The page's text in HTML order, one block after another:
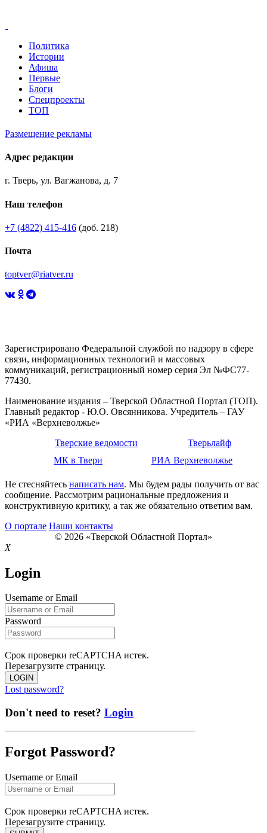
Политика
Истории
Афиша
Первые
Блоги
Спецпроекты
ТОП
Размещение рекламы
Адрес редакции
г. Тверь, ул. Вагжанова, д. 7
Наш телефон
+7 (4822) 415-416 (доб. 218)
Почта
toptver@riatver.ru
Зарегистрировано Федеральной службой по надзору в сфере
связи, информационных технологий и массовых
коммуникаций, регистрационный номер серия Эл №ФС77-
77430.
Наименование издания – Тверской Областной Портал (ТОП).
Главный редактор - Ю.О. Овсянникова. Учредитель – ГАУ
«РИА «Верхневолжье»
Тверские ведомости
Тверьлайф
МК в Твери
РИА Верхневолжье
Не стесняйтесь написать нам. Мы будем рады получить от вас
сообщение. Рассмотрим рациональные предложения и
конструктивную критику, а так же обязательно ответим вам.
О портале Наши контакты
© 2026 «Тверской Областной Портал»
X
Login
Username or Email
Password
Срок проверки reCAPTCHA истек.
Перезагрузите страницу.
LOGIN
Lost password?
Don't need to reset? Login
Forgot Password?
Username or Email
Срок проверки reCAPTCHA истек.
Перезагрузите страницу.